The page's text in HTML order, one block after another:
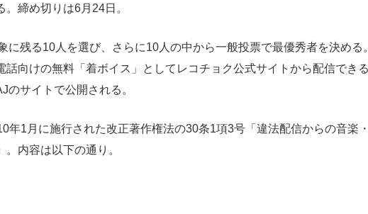
。締め切りは6月24日。
残る10人を選び、さらに10人の中から一般投票で最優秀者を決める
向けの無料「着ボイス」としてレコチョク公式サイトから配信できる
のサイトで公開される。
年1月に施行された改正著作権法の30条1項3号「違法配信からの音楽
内容は以下の通り。